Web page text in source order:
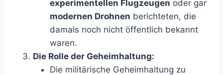
experimentellen Flugzeugen oder gar
modernen Drohnen berichteten, die
damals noch nicht öffentlich bekannt
waren.
Die Rolle der Geheimhaltung:
Die militärische Geheimhaltung zu